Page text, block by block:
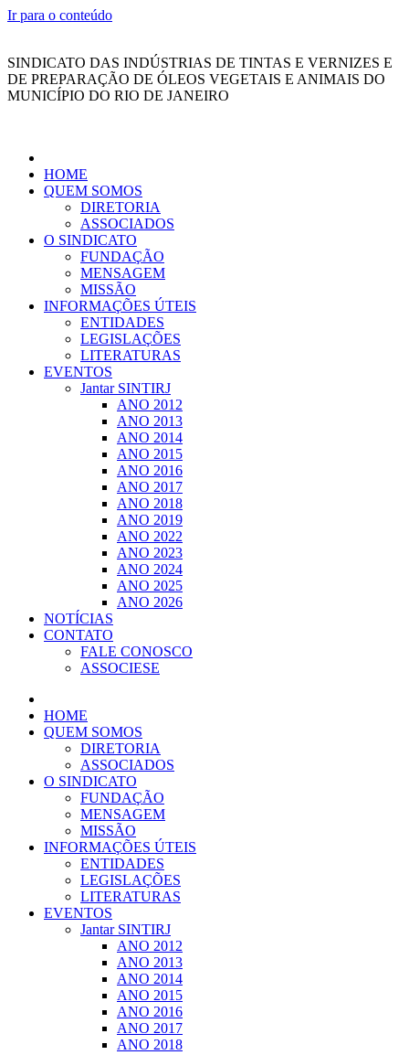
Ir para o conteúdo
SINDICATO DAS INDÚSTRIAS DE TINTAS E VERNIZES E
DE PREPARAÇÃO DE ÓLEOS VEGETAIS E ANIMAIS DO
MUNICÍPIO DO RIO DE JANEIRO
HOME
QUEM SOMOS
DIRETORIA
ASSOCIADOS
O SINDICATO
FUNDAÇÃO
MENSAGEM
MISSÃO
INFORMAÇÕES ÚTEIS
ENTIDADES
LEGISLAÇÕES
LITERATURAS
EVENTOS
Jantar SINTIRJ
ANO 2012
ANO 2013
ANO 2014
ANO 2015
ANO 2016
ANO 2017
ANO 2018
ANO 2019
ANO 2022
ANO 2023
ANO 2024
ANO 2025
ANO 2026
NOTÍCIAS
CONTATO
FALE CONOSCO
ASSOCIESE
HOME
QUEM SOMOS
DIRETORIA
ASSOCIADOS
O SINDICATO
FUNDAÇÃO
MENSAGEM
MISSÃO
INFORMAÇÕES ÚTEIS
ENTIDADES
LEGISLAÇÕES
LITERATURAS
EVENTOS
Jantar SINTIRJ
ANO 2012
ANO 2013
ANO 2014
ANO 2015
ANO 2016
ANO 2017
ANO 2018